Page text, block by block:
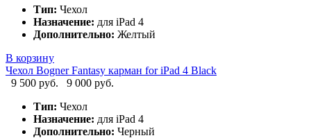
Тип: Чехол
Назначение: для iPad 4
Дополнительно: Желтый
В корзину
Чехол Bogner Fantasy карман for iPad 4 Black
9 500 руб.
9 000 руб.
Тип: Чехол
Назначение: для iPad 4
Дополнительно: Черный